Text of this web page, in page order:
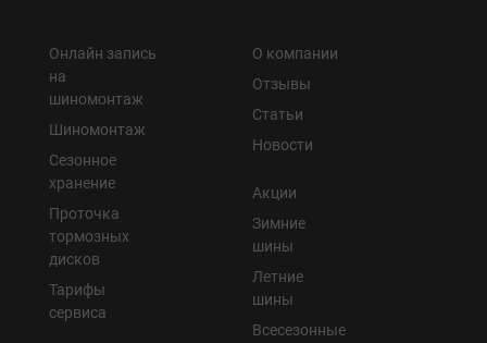
Онлайн запись
на
шиномонтаж
Шиномонтаж
Сезонное
хранение
Проточка
тормозных
дисков
Тарифы
сервиса
О компании
Отзывы
Статьи
Новости
Акции
Зимние
шины
Летние
шины
Всесезонные